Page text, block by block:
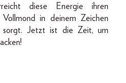
diese Energie ihren
in deinem Zeichen
Jetzt ist die Zeit, um